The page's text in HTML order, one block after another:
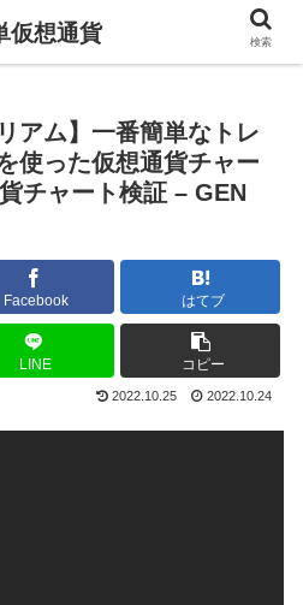
アム】一番簡単なトレ
使った仮想通貨チャー
チャート検証 – GEN
Facebook はてブ
LINE コピー
2022.10.25 2022.10.24
仮想通貨 検索